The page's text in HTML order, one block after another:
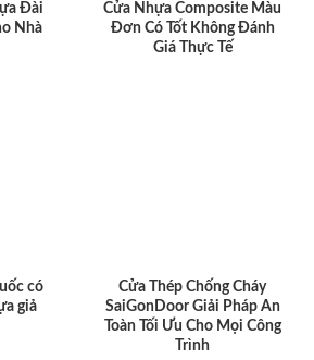
Đài
Nhà
Cửa Nhựa Composite Màu
Đơn Có Tốt Không Đánh
Giá Thực Tế
có
giả
Cửa Thép Chống Cháy
SaiGonDoor Giải Pháp An
Toàn Tối Ưu Cho Mọi Công
Trình